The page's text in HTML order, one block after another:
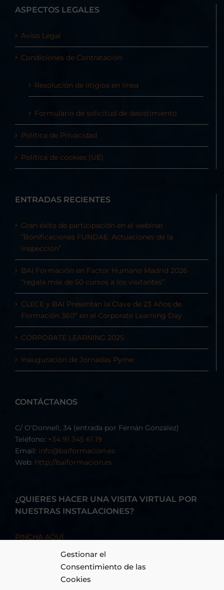
Gestionar el
Consentimiento de las
Cookies
ASPECTOS LEGALES
Aviso Legal
Condiciones de Contratación
Resolución de litigios en línea
Formulario de solicitud de desistimiento
Política de Privacidad
Política de cookies (UE)
ENTRADAS RECIENTES
Gran éxito de participación en el webinar
“Bonificaciones FUNDAE: Actuaciones de la
Inspección”
BAI Formación en Factor Humano Madrid 2026
“regala más de 50 cursos a los visitantes”
CLECE y BAI Presentan la Clave de 23 Años de
Formación 360º en el Corporate Learning Day
CORPORATE LEARNING 2025
Inauguración de Jornadas Pyme
CONTÁCTANOS
C/ O'Donnell, 34 (entrada por Fernán González)
Teléfono: +34 91 345 61 19
Email: info@baiformacion.es
Web: http://baiformacion.es
¿QUIERES HACER UNA VISITA VIRTUAL POR
NUESTRAS INSTALACIONES?
PINCHA AQUÍ